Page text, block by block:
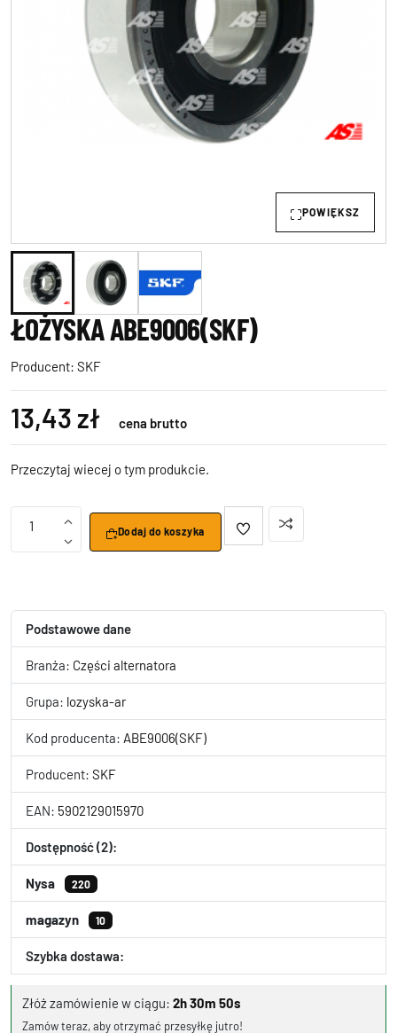
POWIĘKSZ
ŁOŻYSKA ABE9006(SKF)
Producent: SKF
13,43 zł cena brutto
Przeczytaj wiecej o tym produkcie.
1 Dodaj do koszyka
Podstawowe dane
Branża: Części alternatora
Grupa: lozyska-ar
Kod producenta: ABE9006(SKF)
Producent: SKF
EAN: 5902129015970
Dostępność (2):
Nysa 220
magazyn 10
Szybka dostawa:
Złóż zamówienie w ciągu: 2h 30m 49s
Zamów teraz, aby otrzymać przesyłkę jutro!